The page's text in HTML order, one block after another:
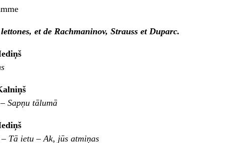
et de Rachmaninov, Strauss et Duparc.
š
š
Sapņu tālumā
š
Tā ietu – Ak, jūs atmiņas